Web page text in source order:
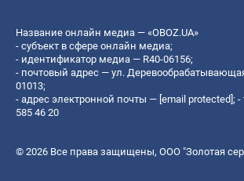
Название онлайн медиа — «OBOZ.UA»
- субъект в сфере онлайн медиа;
- идентификатор медиа — R40-06156;
- почтовый адрес — ул.
01013;
- адрес электронной почты — [email protected]; -
585 46 20
© 2026 Все права защищены, ООО "Золотая